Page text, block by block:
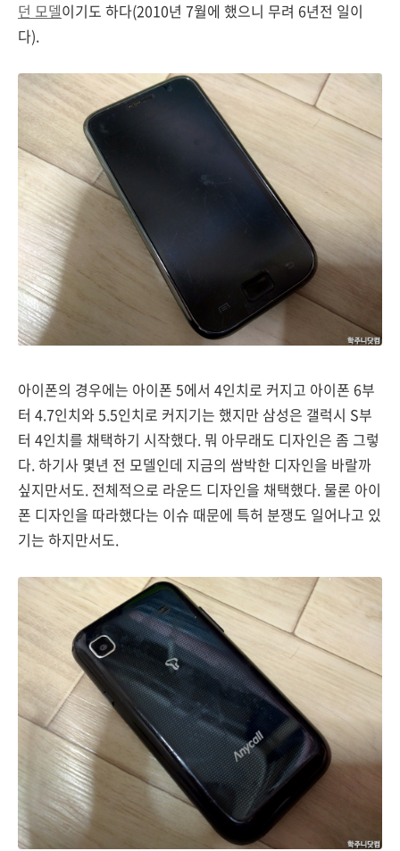
던 모델이기도 하다(2010년 7월에 했으니 무려 6년전 일이
다).
아이폰의 경우에는 아이폰 5에서 4인치로 커지고 아이폰 6부
터 4.7인치와 5.5인치로 커지기는 했지만 삼성은 갤럭시 S부
터 4인치를 채택하기 시작했다. 뭐 아무래도 디자인은 좀 그렇
다. 하기사 몇년 전 모델인데 지금의 쌈박한 디자인을 바랄까
싶지만서도. 전체적으로 라운드 디자인을 채택했다. 물론 아이
폰 디자인을 따라했다는 이슈 때문에 특허 분쟁도 일어나고 있
기는 하지만서도.